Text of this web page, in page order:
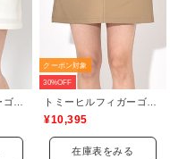
クーポン対象
30%OFF
¥10,395
在庫表をみる